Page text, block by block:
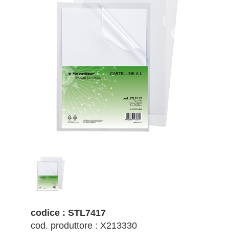
codice : STL7417
cod. produttore : X213330